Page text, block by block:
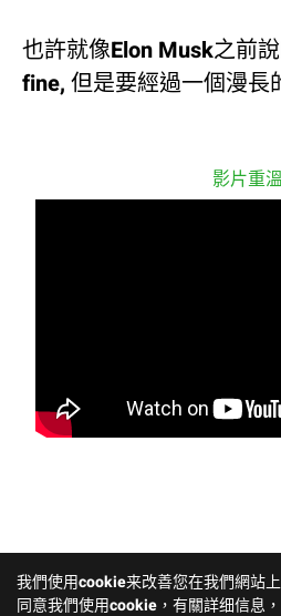
也許就像Elon Musk之前
fine, 但是要經過一個漫長
影片重
我們使用cookie来改善您在我們網站
同意我們使用cookie，有關詳细信息